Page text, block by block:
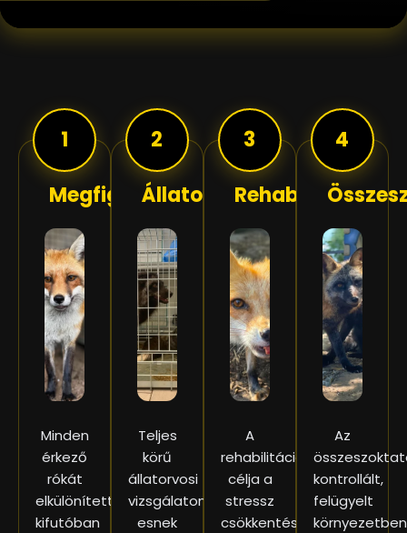
1
Megfigyelés
Minden
érkező
rókát
elkülönített
kifutóban
2
Állatorvos
Teljes
körű
állatorvosi
vizsgálaton
esnek
3
Rehabilitáció
A
rehabilitáció
célja a
stressz
csökkentése
4
Az
kontrollált,
felügyelt
környezetben